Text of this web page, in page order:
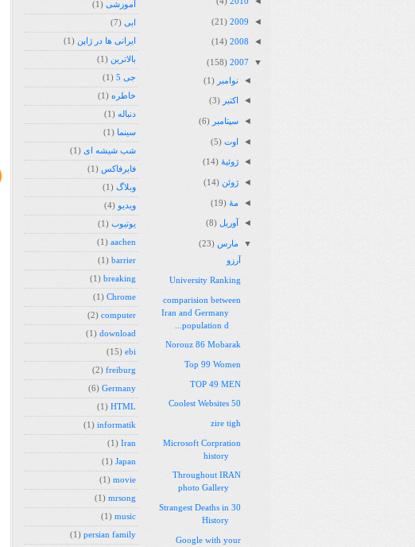
آموزشی (1)
ابی (7)
ایرانی ها در ژاپن (1)
بالاترین (1)
جی 5 (1)
خاطره (1)
دنباله (1)
سینما (1)
شب شیشه ای (1)
فایرفاکس (1)
وبلاگ (1)
ویدیو (4)
یوتیوب (1)
aachen
(1)
barrier
(1)
breaking
(1)
Chrome
(1)
computer
(2)
download
(1)
ebi
(15)
freiburg
(2)
Germany
(6)
HTML
(1)
informatik
(1)
Iran
(1)
Japan
(1)
movie
(1)
mrsong
(1)
music
(1)
persian family
(1)
◄
2009
(21)
◄
2008
(14)
▼
2007
(158)
◄ نوامبر (1)
◄ اکتبر (3)
◄ سپتامبر (6)
◄ اوت (5)
◄ ژوئیهٔ (14)
◄ ژوئن (14)
◄ مهٔ (19)
◄ آوریل (8)
▼ مارس (23)
آرزو
University Ranking
comparision between
Iran and Germany
population d...
Norouz 86 Mobarak
Top 99 Women
TOP 49 MEN
50 Coolest Websites
zire tigh
Microsoft Corpration
history
Throughout IRAN
photo Gallery
30 Strangest Deaths in
History
Google with your